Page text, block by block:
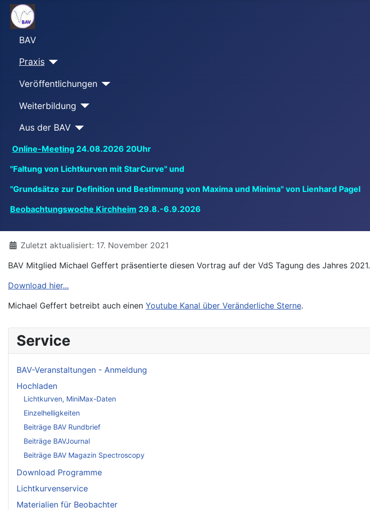
BAV
Praxis
Veröffentlichungen
Weiterbildung
Aus der BAV
Online-Meeting 24.08.2026 20Uhr
"Faltung von Lichtkurven mit StarCurve" und
"Grundsätze zur Definition und Bestimmung von Maxima und Minima" von Lienhard Pagel
Beobachtungswoche Kirchheim 29.8.-6.9.2026
DetailsZuletzt aktualisiert: 17. November 2021
BAV Mitglied Michael Geffert präsentierte diesen Vortrag auf der VdS Tagung des Jahres 2021.
Download hier...
Michael Geffert betreibt auch einen Youtube Kanal über Veränderliche Sterne.
Service
BAV-Veranstaltungen - Anmeldung
Hochladen
Lichtkurven, MiniMax-Daten
Einzelhelligkeiten
Beiträge BAV Rundbrief
Beiträge BAVJournal
Beiträge BAV Magazin Spectroscopy
Download Programme
Lichtkurvenservice
Materialien für Beobachter